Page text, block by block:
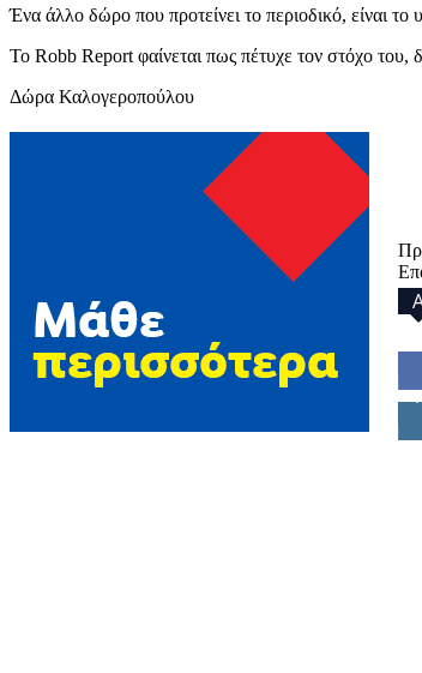
Ένα άλλο δώρο που προτείνει το περιοδικό, είναι το
Το Robb Report φαίνεται πως πέτυχε τον στόχο
Δώρα Καλογεροπούλου